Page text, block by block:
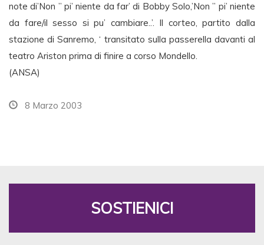
note di’Non ” pi’ niente da far’ di Bobby Solo,’Non ” pi’ niente
da fare/il sesso si pu’ cambiare..’. Il corteo, partito dalla
stazione di Sanremo, ‘ transitato sulla passerella davanti al
teatro Ariston prima di finire a corso Mondello.
(ANSA)
8 Marzo 2003
SOSTIENICI